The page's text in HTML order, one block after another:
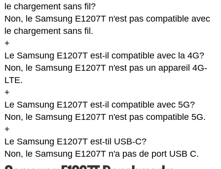
le chargement sans fil?
Non, le Samsung E1207T n'est pas compatible avec
le chargement sans fil.
+
Le Samsung E1207T est-il compatible avec la 4G?
Non, le Samsung E1207T n'est pas un appareil 4G-
LTE.
+
Le Samsung E1207T est-il compatible avec 5G?
Non, le Samsung E1207T n'est pas compatible 5G.
+
Le Samsung E1207T est-til USB-C?
Non, le Samsung E1207T n'a pas de port USB C.